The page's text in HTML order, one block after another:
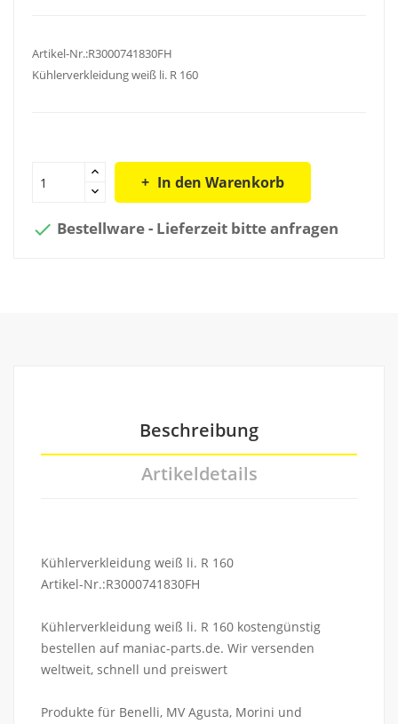
Artikel-Nr.:R3000741830FH
Kühlerverkleidung weiß li. R 160
In den Warenkorb
 Bestellware - Lieferzeit bitte anfragen
Beschreibung
Artikeldetails
Kühlerverkleidung weiß li. R 160
Artikel-Nr.:R3000741830FH
Kühlerverkleidung weiß li. R 160 kostengünstig
bestellen auf maniac-parts.de. Wir versenden
weltweit, schnell und preiswert
Produkte für Benelli, MV Agusta, Morini und